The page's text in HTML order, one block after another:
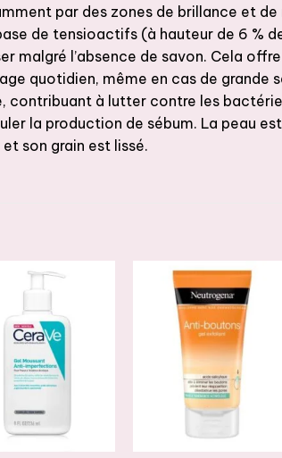
par des zones de brillance et de
de tensioactifs (à hauteur de 6 %
malgré l’absence de savon. Cela
quotidien, même en cas de
contribuant à lutter contre les
la production de sébum. La peau
son grain est lissé.
AJOUTER
À LA
LISTE DE
SOUHAITS
AJOUTER
À LA
LISTE DE
SOUHAITS